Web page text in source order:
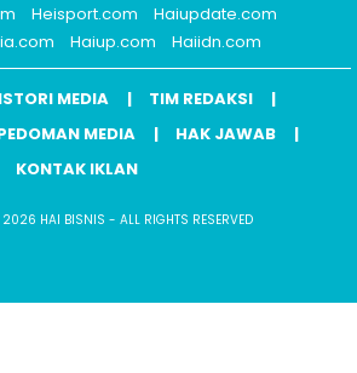
Heisport.com
Haiupdate.com
Haiup.com Haiidn.com
MEDIA
TIM REDAKSI
MEDIA
HAK JAWAB
KONTAK IKLAN
2026 HAI BISNIS - ALL RIGHTS RESERVED